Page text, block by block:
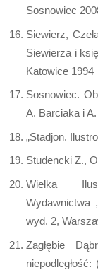
Sosnowiec
Siewierz,
Siewierza i
Katowice 1994
Sosnowiec.
A. Barciaka i
„Stadjon.
Studencki Z.,
Wielka
Wydawnictwa
wyd. 2,
Zagłębie